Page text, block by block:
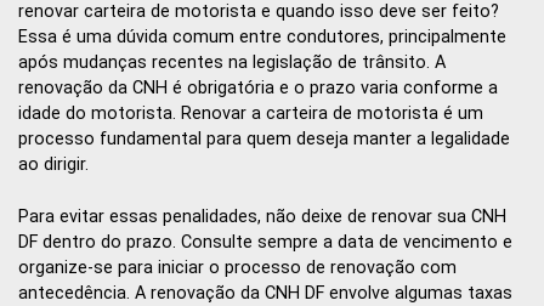
renovar carteira de motorista e quando isso deve ser feito?
Essa é uma dúvida comum entre condutores, principalmente
após mudanças recentes na legislação de trânsito. A
renovação da CNH é obrigatória e o prazo varia conforme a
idade do motorista. Renovar a carteira de motorista é um
processo fundamental para quem deseja manter a legalidade
ao dirigir.
Para evitar essas penalidades, não deixe de renovar sua CNH
DF dentro do prazo. Consulte sempre a data de vencimento e
organize-se para iniciar o processo de renovação com
antecedência. A renovação da CNH DF envolve algumas taxas